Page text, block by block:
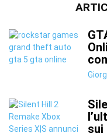
sui